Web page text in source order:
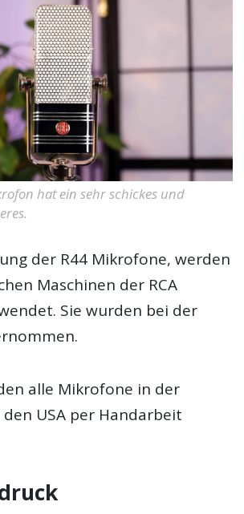
hat ein sehr schickes und
der R44 Mikrofone, werden
Maschinen der RCA
Sie wurden bei der
alle Mikrofone in der
USA per Handarbeit